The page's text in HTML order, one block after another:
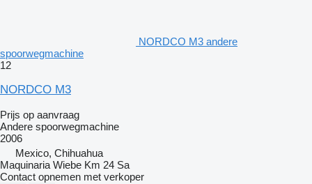
NORDCO M3 andere
spoorwegmachine
12
NORDCO M3
Prijs op aanvraag
Andere spoorwegmachine
2006
Mexico, Chihuahua
Maquinaria Wiebe Km 24 Sa
Contact opnemen met verkoper